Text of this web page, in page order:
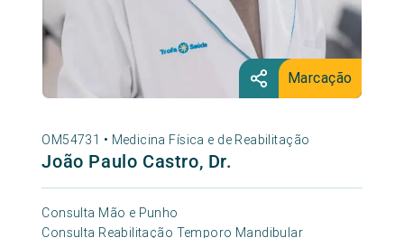
Marcação
OM54731 • Medicina Física e de Reabilitação
João Paulo Castro, Dr.
Consulta Mão e Punho
Consulta Reabilitação Temporo Mandibular